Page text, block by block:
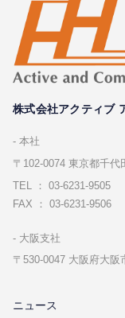
株式会社アクティブ
本社
〒102-0074 東京都千
TEL ： 03-6231-9505
FAX ： 03-6231-9506
⼤阪⽀社
〒530-0047 ⼤阪府⼤
ニュース